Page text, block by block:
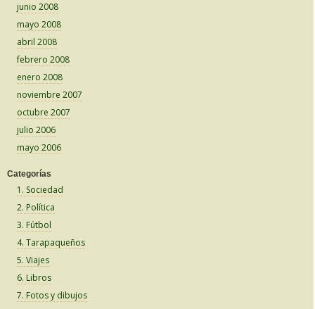
junio 2008
mayo 2008
abril 2008
febrero 2008
enero 2008
noviembre 2007
octubre 2007
julio 2006
mayo 2006
Categorías
1. Sociedad
2. Política
3. Fútbol
4. Tarapaqueños
5. Viajes
6. Libros
7. Fotos y dibujos